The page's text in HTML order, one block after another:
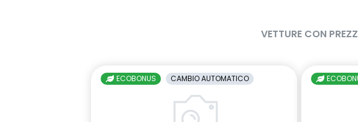
VETTURE CON
ECOBONUS CAMBIO AUTOMATICO